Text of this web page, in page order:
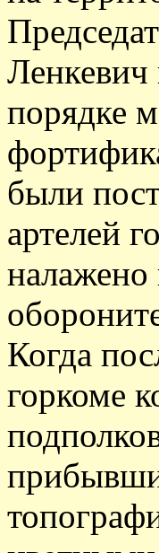
порядке
были
артелей
налажено
Когда
горкоме